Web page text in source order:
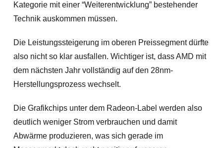
Kategorie mit einer “Weiterentwicklung” bestehender
Technik auskommen müssen.
Die Leistungssteigerung im oberen Preissegment dürfte
also nicht so klar ausfallen. Wichtiger ist, dass AMD mit
dem nächsten Jahr vollständig auf den 28nm-
Herstellungsprozess wechselt.
Die Grafikchips unter dem Radeon-Label werden also
deutlich weniger Strom verbrauchen und damit
Abwärme produzieren, was sich gerade im